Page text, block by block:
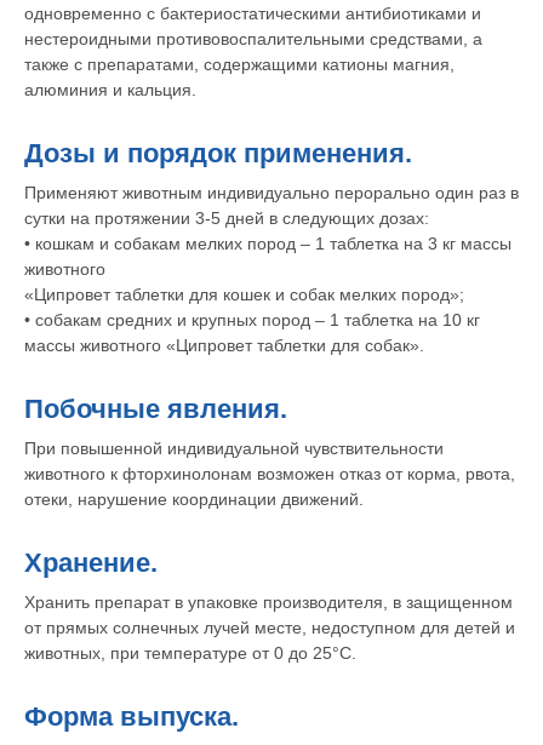
одновременно с бактериостатическими антибиотиками и
нестероидными противовоспалительными средствами, а
также с препаратами, содержащими катионы магния,
алюминия и кальция.
Дозы и порядок применения.
Применяют животным индивидуально перорально один раз в
сутки на протяжении 3-5 дней в следующих дозах:
• кошкам и собакам мелких пород – 1 таблетка на 3 кг массы
животного
«Ципровет таблетки для кошек и собак мелких пород»;
• собакам средних и крупных пород – 1 таблетка на 10 кг
массы животного «Ципровет таблетки для собак».
Побочные явления.
При повышенной индивидуальной чувствительности
животного к фторхинолонам возможен отказ от корма, рвота,
отеки, нарушение координации движений.
Хранение.
Хранить препарат в упаковке производителя, в защищенном
от прямых солнечных лучей месте, недоступном для детей и
животных, при температуре от 0 до 25°С.
Форма выпуска.
© 2015—2026 ООО «Сытая Морда»
Данный сайт носит информационный характер и
не является публичной офертой.
Политика конфиденциальности
Согласие на обработку перс. данных
+7 (3452) 57-54-36 Заказать звонок
Хотите у нас работать?
Заполнить анкету
Реквизиты